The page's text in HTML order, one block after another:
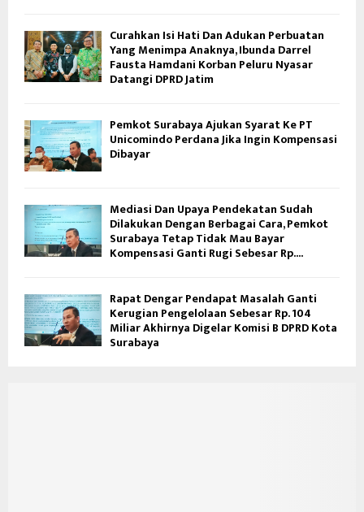
Curahkan Isi Hati Dan Adukan Perbuatan
Yang Menimpa Anaknya, Ibunda Darrel
Fausta Hamdani Korban Peluru Nyasar
Datangi DPRD Jatim
Pemkot Surabaya Ajukan Syarat Ke PT
Unicomindo Perdana Jika Ingin Kompensasi
Dibayar
Mediasi Dan Upaya Pendekatan Sudah
Dilakukan Dengan Berbagai Cara, Pemkot
Surabaya Tetap Tidak Mau Bayar
Kompensasi Ganti Rugi Sebesar Rp....
Rapat Dengar Pendapat Masalah Ganti
Kerugian Pengelolaan Sebesar Rp. 104
Miliar Akhirnya Digelar Komisi B DPRD Kota
Surabaya